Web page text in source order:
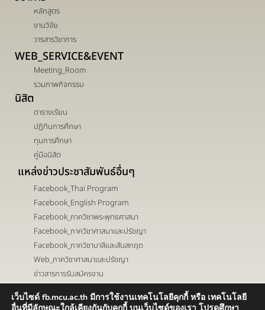
หลักสูตร
งานวิจัย
วารสารวิชาการ
WEB_SERVICE&EVENT
Meeting_Room
รวมภาพกิจกรรม
นิสิต
ตารางเรียน
ปฏิทินการศึกษา
ทุนการศึกษา
คู่มือนิสิต
แหล่งข่าวประชาสัมพันธ์อื่นๆ
Facebook_Thai Program
Facebook_English Program
Facebook_ภาควิชาพระพุทธศาสนา
Facebook_ภาควิชาศาสนาและปรัชญา
Facebook_ภาควิชาบาลีและสันสกฤต
Web_ภาควิชาศาสนาและปรัชญา
ข่าวสารการรับสมัครงาน
เส้นทาง -> ติดต่อ ->
เว็บไซด์ fb.mcu.ac.th มีการใช้งานเทคโนโลยีคุกกี้ หรือ เทคโนโลยี